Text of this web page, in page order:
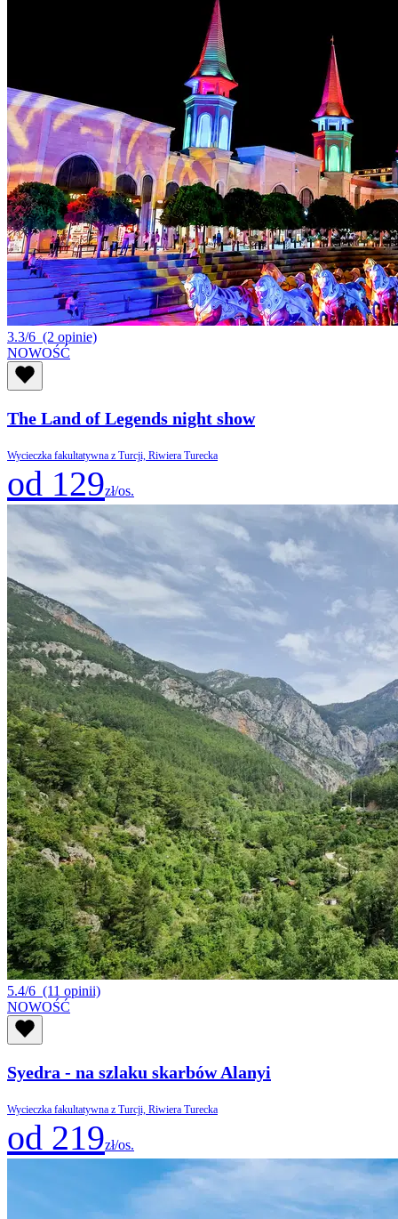
3.3/6 (2 opinie)
NOWOŚĆ
The Land of Legends night show
Wycieczka fakultatywna z Turcji, Riwiera Turecka
od 129zł/os.
5.4/6 (11 opinii)
NOWOŚĆ
Syedra - na szlaku skarbów Alanyi
Wycieczka fakultatywna z Turcji, Riwiera Turecka
od 219zł/os.